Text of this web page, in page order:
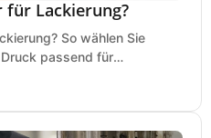
für Lackierung?
So wählen Sie
passend für